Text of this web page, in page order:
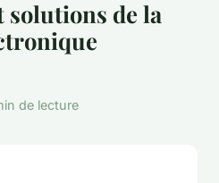
solutions de la
de lecture